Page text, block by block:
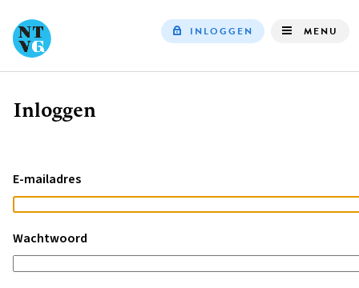
INLOGGEN MENU
Kruimelpad
Inloggen
E-mailadres
Wachtwoord